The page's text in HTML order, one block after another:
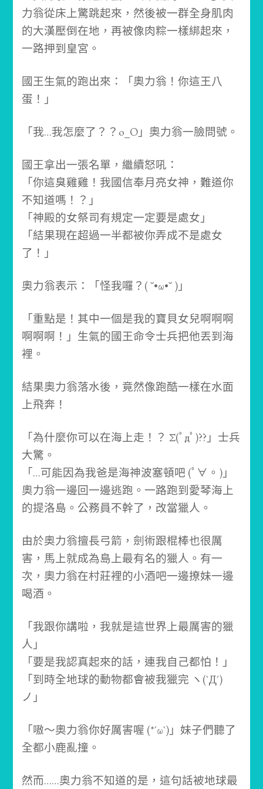
力翁從床上驚跳起來，然後被一群全身肌肉
的大漢壓倒在地，再被像肉粽一樣綁起來，
一路押到皇宮。
國王生氣的跑出來：「奧力翁！你這王八
蛋！」
「我…我怎麼了？？o_O」 奧力翁一臉問號。
國王拿出一張名單，繼續怒吼：
「你這臭雞雞！我國信奉月亮女神，難道你
不知道嗎！？」
「神殿的女祭司有規定一定要是處女」
「結果現在超過一半都被你弄成不是處女
了！」
奧力翁表示：「怪我囉？( ˘•ω•˘ )」
「重點是！其中一個是我的寶貝女兒啊啊啊
啊啊啊！」 生氣的國王命令士兵把他丟到海
裡。
結果奧力翁落水後，竟然像跑酷一樣在水面
上飛奔！
「為什麼你可以在海上走！？ Σ(ﾟдﾟ)??」士兵
大驚。
「…可能因為我爸是海神波塞頓吧 (ﾟ∀。)」
奧力翁一邊回一邊逃跑。一路跑到愛琴海上
的提洛島。 公務員不幹了，改當獵人。
由於奧力翁擅長弓箭，劍術跟棍棒也很厲
害，馬上就成為島上最有名的獵人。 有一
次，奧力翁在村莊裡的小酒吧一邊撩妹一邊
喝酒。
「我跟你講啦，我就是這世界上最厲害的獵
人」
「要是我認真起來的話，連我自己都怕！」
「到時全地球的動物都會被我獵完 ヽ(`Д´)
ノ」
「嗷～奧力翁你好厲害喔 (*´ω`)」妹子們聽了
全都小鹿亂撞。
然而……奧力翁不知道的是，這句話被地球最